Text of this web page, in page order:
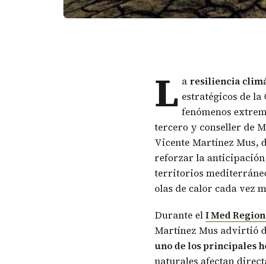
L a resiliencia
estratégicos de
fenómenos
tercero y conseller de
Vicente Martínez Mus,
reforzar la
territorios
olas de calor cada vez
Durante elI Med
Martínez Mus advirtió
uno de los principales
naturales afectan